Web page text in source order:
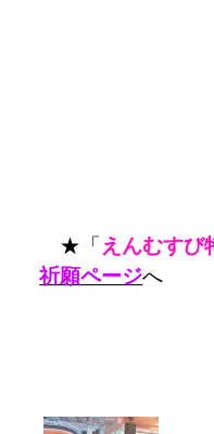
★「 えんむすび
祈願ページへ